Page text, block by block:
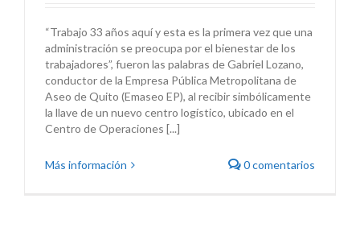
“Trabajo 33 años aquí y esta es la primera vez que una
administración se preocupa por el bienestar de los
trabajadores”, fueron las palabras de Gabriel Lozano,
conductor de la Empresa Pública Metropolitana de
Aseo de Quito (Emaseo EP), al recibir simbólicamente
la llave de un nuevo centro logístico, ubicado en el
Centro de Operaciones [...]
Más información 0 comentarios